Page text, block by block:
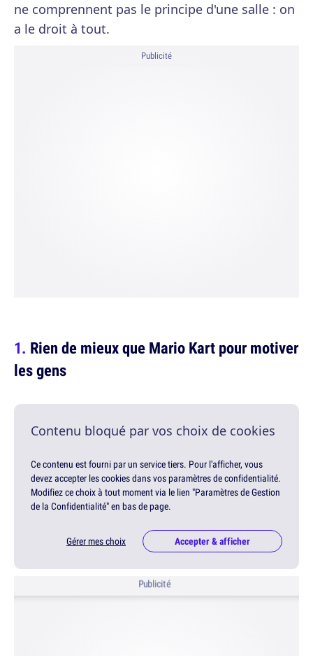
ne comprennent pas le principe d'une salle : on
a le droit à tout.
Publicité
Rien de mieux que Mario Kart pour motiver
les gens
Contenu bloqué par vos choix de cookies
Ce contenu est fourni par un service tiers. Pour l'afficher, vous
devez accepter les cookies dans vos paramètres de confidentialité.
Modifiez ce choix à tout moment via le lien "Paramètres de Gestion
de la Confidentialité" en bas de page.
Gérer mes choix Accepter & afficher
Publicité